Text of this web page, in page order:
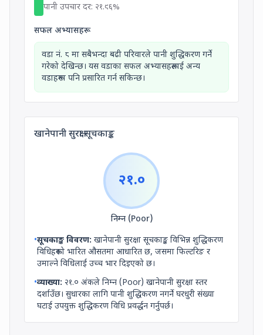
पानी उपचार दर: २१.९६%
सफल अभ्यासहरू
वडा नं. ८ मा सबैभन्दा बढी परिवारले पानी शुद्धिकरण गर्ने
गरेको देखिन्छ। यस वडाका सफल अभ्यासहरूलाई अन्य
वडाहरूमा पनि प्रसारित गर्न सकिन्छ।
खानेपानी सुरक्षा सूचकाङ्क
२१.०
निम्न (Poor)
•सूचकाङ्क विवरण: खानेपानी सुरक्षा सूचकाङ्क विभिन्न शुद्धिकरण
विधिहरूको भारित औसतमा आधारित छ, जसमा फिल्टरिङ र
उमाल्ने विधिलाई उच्च भार दिइएको छ।
•व्याख्या: २१.० अंकले निम्न (Poor) खानेपानी सुरक्षा स्तर
दर्शाउँछ। सुधारका लागि पानी शुद्धिकरण नगर्ने घरधुरी संख्या
घटाई उपयुक्त शुद्धिकरण विधि प्रवर्द्धन गर्नुपर्छ।